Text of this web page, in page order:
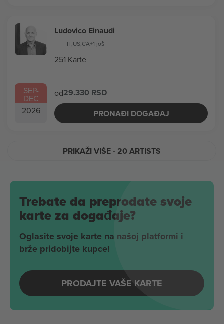
SEP-
DEC
2026
Ludovico Einaudi
IT,US,CA+1 još
251 Karte
od29.330 RSD
PRONAĐI DOGAĐAJ
PRIKAŽI VIŠE- 20 ARTISTS
Trebate da preprodate svoje
karte za događaje?
Oglasite svoje karte na našoj platformi i
brže pridobijte kupce!
PRODAJTE VAŠE KARTE